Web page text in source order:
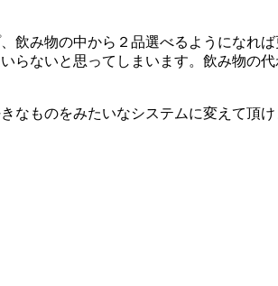
飲み物の中から２品選べるようになれ
ないと思ってしまいます。飲み物の
なものをみたいなシステムに変えて頂け